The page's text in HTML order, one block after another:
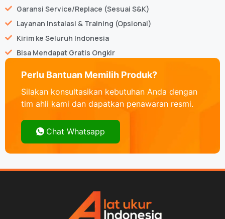
Garansi Service/Replace (Sesuai S&K)
Layanan Instalasi & Training (Opsional)
Kirim ke Seluruh Indonesia
Bisa Mendapat Gratis Ongkir
Perlu Bantuan Memilih Produk?
Silakan konsultasikan kebutuhan Anda dengan
tim ahli kami dan dapatkan penawaran resmi.
Chat Whatsapp